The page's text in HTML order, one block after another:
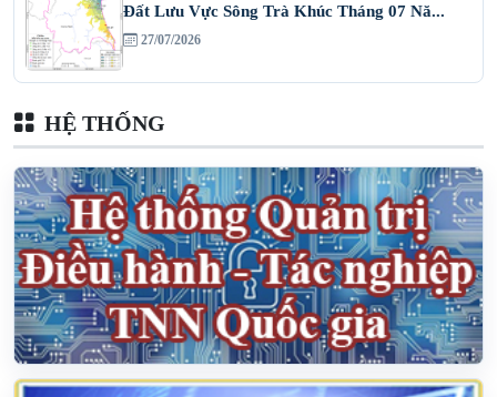
Đất Lưu Vực Sông Trà Khúc Tháng 07 Nă...
27/07/2026
HỆ THỐNG